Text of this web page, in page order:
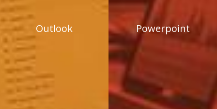
Outlook Powerpoint